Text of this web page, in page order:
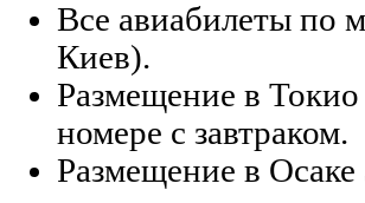
Все авиабилеты по
Киев).
Размещение в
номере с завтраком.
Размещение в